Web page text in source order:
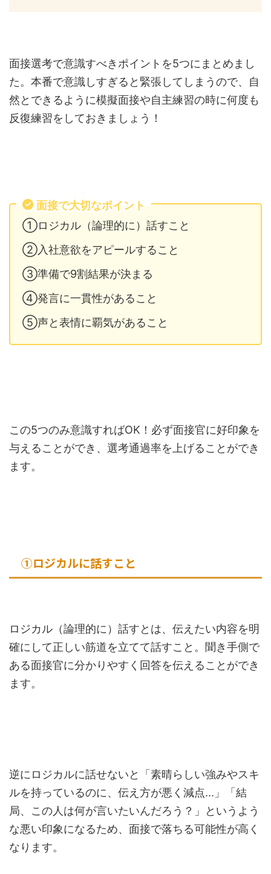
面接選考で意識すべきポイントを5つにまとめまし
た。本番で意識しすぎると緊張してしまうので、自
然とできるように模擬面接や自主練習の時に何度も
反復練習をしておきましょう！
面接で大切なポイント
①ロジカル（論理的に）話すこと
②入社意欲をアピールすること
③準備で9割結果が決まる
④発言に一貫性があること
⑤声と表情に覇気があること
この5つのみ意識すればOK！必ず面接官に好印象を
与えることができ、選考通過率を上げることができ
ます。
①ロジカルに話すこと
ロジカル（論理的に）話すとは、伝えたい内容を明
確にして正しい筋道を立てて話すこと。聞き手側で
ある面接官に分かりやすく回答を伝えることができ
ます。
逆にロジカルに話せないと「素晴らしい強みやスキ
ルを持っているのに、伝え方が悪く減点...」「結
局、この人は何が言いたいんだろう？」というよう
な悪い印象になるため、面接で落ちる可能性が高く
なります。